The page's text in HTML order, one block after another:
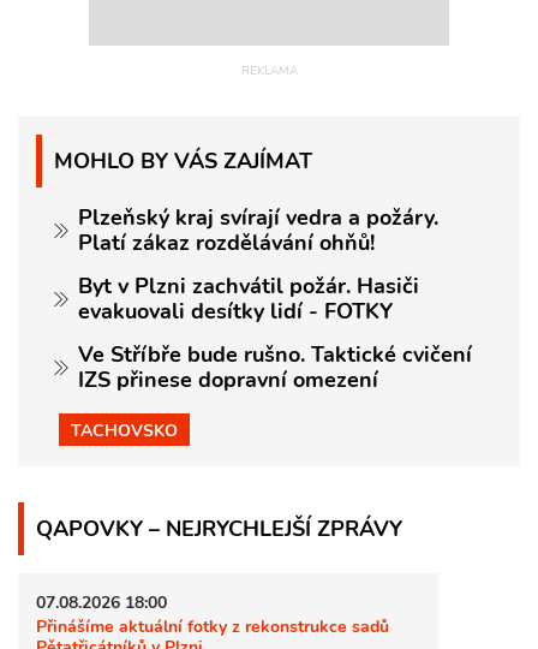
MOHLO BY VÁS ZAJÍMAT
Plzeňský kraj svírají vedra a požáry.
Platí zákaz rozdělávání ohňů!
Byt v Plzni zachvátil požár. Hasiči
evakuovali desítky lidí - FOTKY
Ve Stříbře bude rušno. Taktické cvičení
IZS přinese dopravní omezení
TACHOVSKO
QAPOVKY – NEJRYCHLEJŠÍ ZPRÁVY
07.08.2026 18:00
Přinášíme aktuální fotky z rekonstrukce sadů